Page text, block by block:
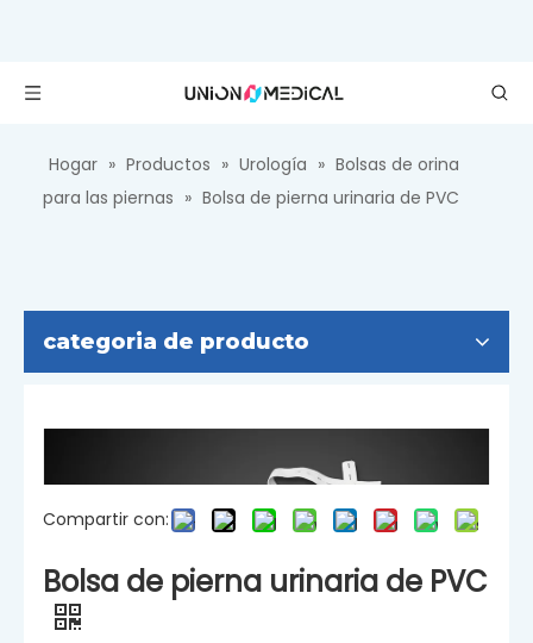
Hogar » Productos » Urología » Bolsas de orina
para las piernas » Bolsa de pierna urinaria de PVC
categoria de producto
Compartir con:
Bolsa de pierna urinaria de PVC